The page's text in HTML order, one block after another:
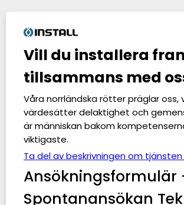
Vill du installera
tillsammans med
Våra norrländska rötter präglar oss,
värdesätter delaktighet och
är människan bakom
viktigaste.
Ta del av beskrivningen om tjänsten
Ansökningsformulär
Spontanansökan